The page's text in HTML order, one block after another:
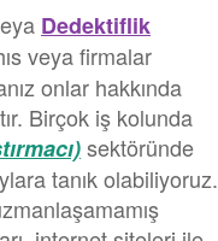
Dedektiflik
veya firmalar
onlar hakkında
Birçok iş kolunda
sektöründe
tanık olabiliyoruz.